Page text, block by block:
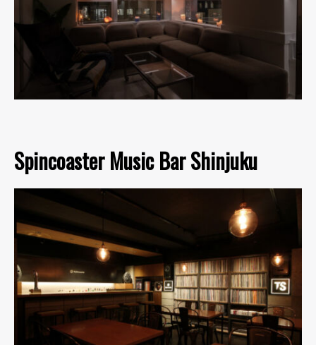
Spincoaster Music Bar Shinjuku